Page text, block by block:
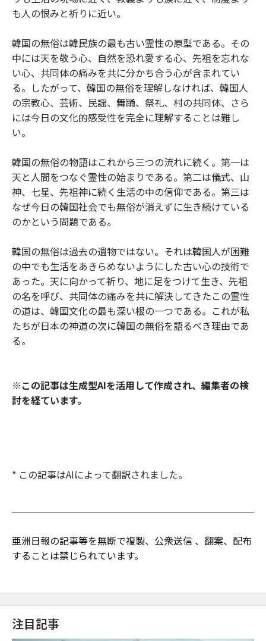
も人の恨みと祈りに近い。
韓国の無俗は韓民族の最も古い霊性の原型である。その
中には天を敬う心、自然を恐れ愛する心、先祖を忘れな
い心、共同体の痛みを共に分かち合う心が含まれてい
る。したがって、韓国の無俗を理解しなければ、韓国人
の宗教心、芸術、民謡、舞踊、祭礼、村の共同体、さら
には今日の文化的感受性を完全に理解することは難し
い。
韓国の無俗の物語はこれから三つの流れに続く。第一は
天と人間をつなぐ霊性の始まりである。第二は儀式、山
神、七星、先祖神に続く生活の中の信仰である。第三は
なぜ今日の韓国社会でも無俗が消えずに生き続けている
のかという問題である。
韓国の無俗は過去の遺物ではない。それは韓国人が困難
の中でも生活をあきらめないようにした古い心の技術で
あった。天に向かって祈り、地に足をつけて生き、先祖
の名を呼び、共同体の痛みを共に解決してきたこの霊性
の道は、韓国文化の最も深い根の一つである。これが私
たちが日本の神道の次に韓国の無俗を語るべき理由であ
る。
※この記事は生成型AIを活用して作成され、編集者の検
討を経ています。
* この記事はAIによって翻訳されました。
亜洲日報の記事等を無断で複製、公衆送信 、翻案、配布
することは禁じられています。
注目記事